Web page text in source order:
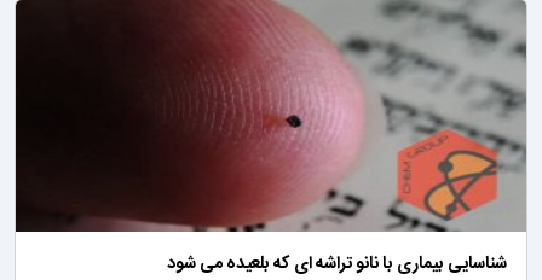
شناسایی بیماری با نانو تراشه ای که بلعیده می شود